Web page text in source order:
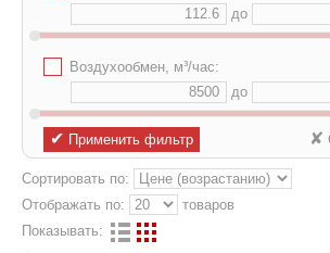
до
Воздухообмен, м³/час:
до
✔ Применить фильтр ✘
Сортировать по:
Отображать по:
товаров
Показывать: